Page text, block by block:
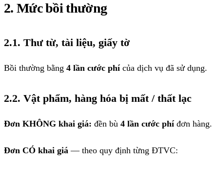
2. Mức bồi thường
2.1. Thư từ, tài liệu, giấy tờ
Bồi thường bằng 4 lần cước phícủa dịch vụ đã sử dụng.
2.2. Vật phẩm, hàng hóa bị mất / thất lạc
Đơn KHÔNG khai giá: đền bù 4 lần cước phíđơn hàng.
Đơn CÓ khai giá — theo quy định từng ĐTVC: